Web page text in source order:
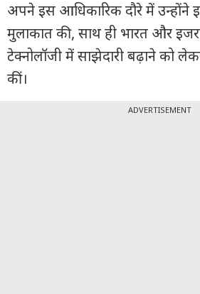
बिजनेस
न्यूज
पर्सनल
अपने इस आधिकारिक दौरे में उन्होंने
मुलाकात की, साथ ही भारत और
टेक्नोलॉजी में साझेदारी बढ़ाने को
कीं।
ADVERTISEMENT